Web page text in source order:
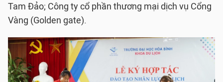
Tam Đảo; Công ty cổ phần thương mại dịch vụ Cổng
Vàng (Golden gate).